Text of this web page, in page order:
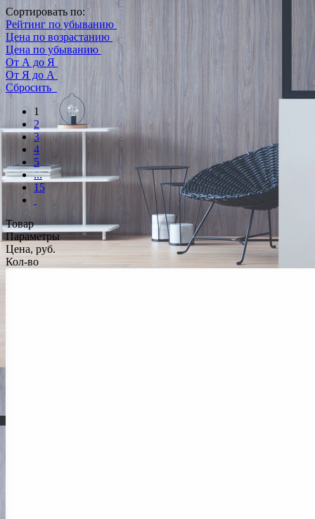
Сортировать по:
Рейтинг по убыванию
Цена по возрастанию
Цена по убыванию
От А до Я
От Я до А
Сбросить
1
2
3
4
5
...
15
Товар
Параметры
Цена, руб.
Кол-во